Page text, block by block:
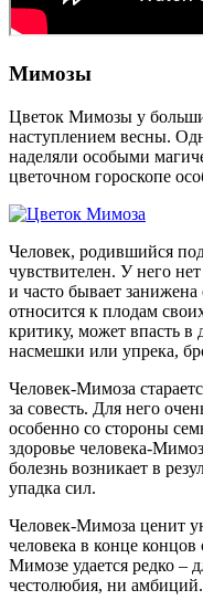
Мимозы
Цветок Мимозы у
наступлением весны.
наделяли особыми
цветочном гороскопе
Человек, родившийся
чувствителен. У него
и часто бывает
относится к плодам
критику, может впасть в
насмешки или упрека,
Человек-Мимоза
за совесть. Для него
особенно со стороны
здоровье человека-
болезнь возникает в
упадка сил.
Человек-Мимоза ценит
человека в конце концов
Мимозе удается редко –
честолюбия, ни амбиций.